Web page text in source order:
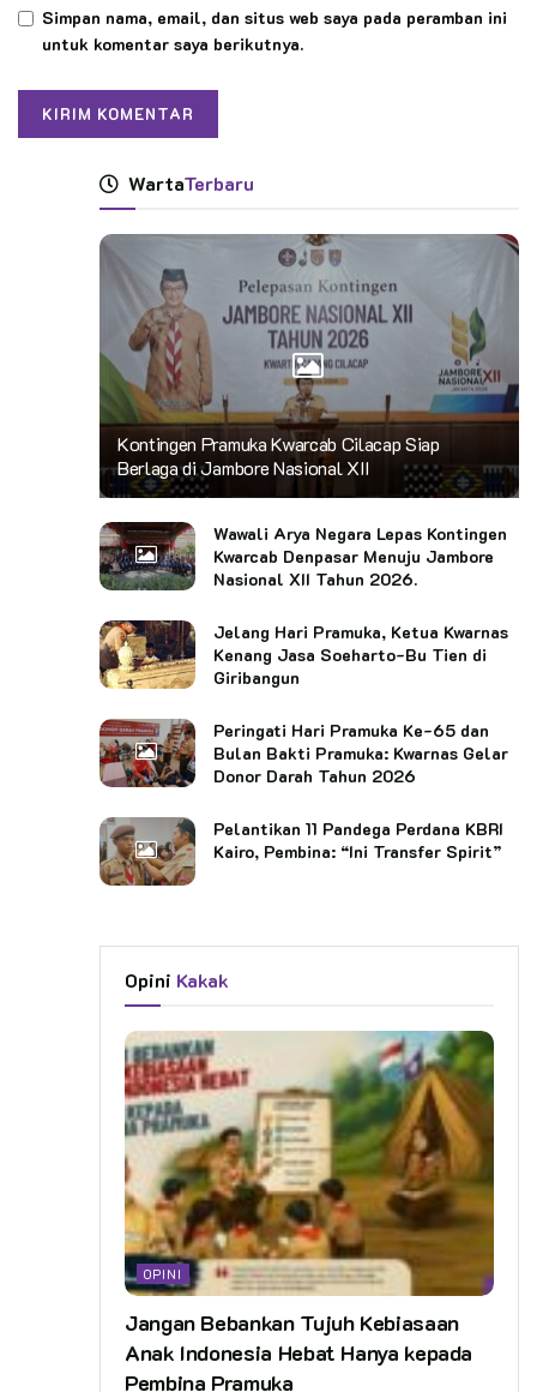
Simpan nama, email, dan situs web saya pada peramban ini
untuk komentar saya berikutnya.
WartaTerbaru
Kontingen Pramuka Kwarcab Cilacap Siap
Berlaga di Jambore Nasional XII
Wawali Arya Negara Lepas Kontingen
Kwarcab Denpasar Menuju Jambore
Nasional XII Tahun 2026.
Jelang Hari Pramuka, Ketua Kwarnas
Kenang Jasa Soeharto-Bu Tien di
Giribangun
Peringati Hari Pramuka Ke-65 dan
Bulan Bakti Pramuka: Kwarnas Gelar
Donor Darah Tahun 2026
Pelantikan 11 Pandega Perdana KBRI
Kairo, Pembina: “Ini Transfer Spirit”
Opini Kakak
OPINI
Jangan Bebankan Tujuh Kebiasaan
Anak Indonesia Hebat Hanya kepada
Pembina Pramuka